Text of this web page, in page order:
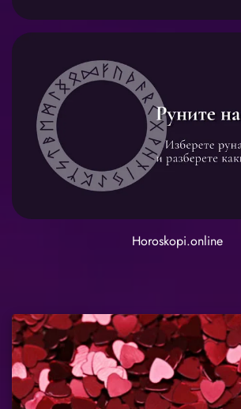
Horoskopi.online